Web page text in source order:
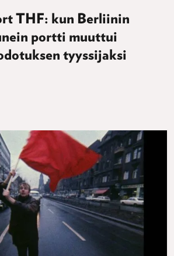
THF: kun Berliinin
portti muuttui
tyyssijaksi